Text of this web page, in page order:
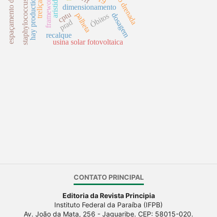
frameworks dimensionamento
cptupalhetaÓbitosdosagem
hay production
usina solar fotovoltaica
prad
recalque
CONTATO PRINCIPAL
Editoria da Revista Principia
Instituto Federal da Paraíba (IFPB)
Av. João da Mata, 256 - Jaguaribe. CEP: 58015-020.